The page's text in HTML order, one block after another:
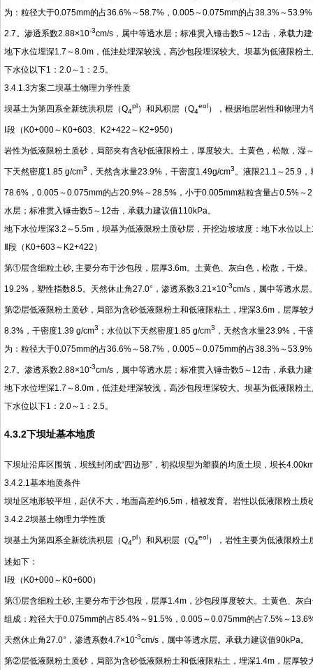
为：粒径大于0.075mm的占36.6%～58.7%，0.005～0.075mm的占38.3%～
2.7。渗透系数2.88×10-3cm/s，属中等透水层；标准贯入锤击数5～12击，承载力
地下水位埋深1.7～8.0m，低洼处埋深较浅，高沙包段埋深较大。坝基为低液限粉
下水位以下1：2.0～1：2.5。
3.4.1.3方案二坝基土物理力学性质
坝基土为第四系全新统洪积层（Q4
pl）和风积层（Q4
eol），根据地层岩性和物理力
Ⅰ段（K0+000～K0+603、K2+422～K2+950）
岩性为低液限粉土质砂，局部夹有含砂低液限粉土，厚度较大。土黄色，松散，湿
下天然密度1.85 g/cm3 ，天然含水量23.9%，干密度1.49g/cm3。液限21.1～25.9
78.6%，0.005～0.075mm的占20.9%～28.5%，小于0.005mm粘粒含量占0.5%
水层；标准贯入锤击数5～12击，承载力建议值110kPa。
地下水位埋深3.2～5.5m，坝基为低液限粉土质砂层，开挖边坡坡度：地下水位以
Ⅱ段（K0+603～K2+422）
第①层含细粒土砂, 主要分布于沙包段，层厚3.6m。土黄色、灰白色，松散，干燥
19.2%，塑性指数8.5。天然休止角27.0°，渗透系数3.21×10-3cm/s，属中等透水层
第②层低液限粉土质砂，局部为含砂低液限粉土和低液限粘土，埋深3.6m，层厚
8.3%，干密度1.39 g/cm3 ；水位以下天然密度1.85 g/cm3 ，天然含水量23.9%，干
为：粒径大于0.075mm的占36.6%～58.7%，0.005～0.075mm的占38.3%～
2.7。渗透系数2.88×10-3cm/s，属中等透水层；标准贯入锤击数5～12击，承载力
地下水位埋深1.7～8.0m，低洼处埋深较浅，高沙包段埋深较大。坝基为低液限粉
下水位以下1：2.0～1：2.5。
4.3.2下坝址基本地质
下坝址沿库区围筑，坝线封闭成“四边形”，初拟坝型为塑膜的均质土坝，坝长
3.4.2.1基本地质条件
坝址区地形较平坦，起伏不大，地面高差约6.5m，植被发育。岩性以低液限粉土
3.4.2.2坝基土物理力学性质
坝基土为第四系全新统洪积层（Q4
pl）和风积层（Q4
eol），岩性主要为低液限粉土
述如下：
Ⅰ段（K0+000～K0+600）
第①层含细粒土砂, 主要分布于沙包段，层厚1.4m，沙包段厚度较大。土黄色、灰
组成：粒径大于0.075mm的占85.4%～91.5%，0.005～0.075mm的占7.5%～
天然休止角27.0°，渗透系数4.7×10-3cm/s，属中等透水层。承载力建议值90kPa。
第②层低液限粉土质砂，局部为含砂低液限粉土和低液限粘土，埋深1.4m，层厚